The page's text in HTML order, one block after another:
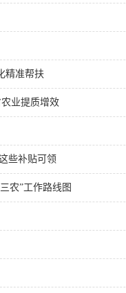
精准帮扶
业提质增效
些补贴可领
农”工作路线图